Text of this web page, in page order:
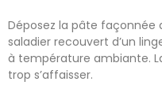
Déposez la pâte façonnée
saladier recouvert d’un
à température ambiante.
trop s’affaisser.